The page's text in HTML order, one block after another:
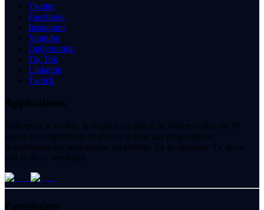
Twitter
Facebook
Instagram
Youtube
Dailymotion
Tik Tok
Linkedin
Twitch
Applications
Retrouvez le basket, le hockey sur glace, le volley et plus de 70
sports et compétitions en directs et tous nos programmes
gratuitement sur smartphone ou tablette. Le programme Tv de ce
soir et de ce weekend.
Partenaires